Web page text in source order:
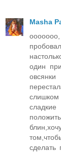
Masha
один
слишком